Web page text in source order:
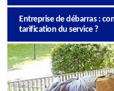
Entreprise de débarras :
tarification du service ?